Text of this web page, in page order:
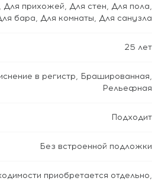
, Для прихожей, Для стен, Для пола,
бара, Для комнаты, Для санузла
25 лет
в регистр, Брашированная,
Рельефная
Подходит
Без встроенной подложки
приобретается отдельно,